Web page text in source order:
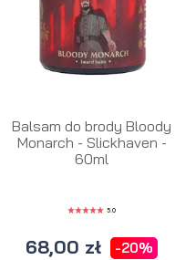
Balsam do brody Bloody
Monarch - Slickhaven -
60ml
5.0
68,00 zł -20%